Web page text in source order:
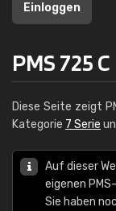
Einloggen
PMS 725 C
Diese Seite zeigt
Kategorie 7 Serie
Auf dieser
eigenen
Sie haben